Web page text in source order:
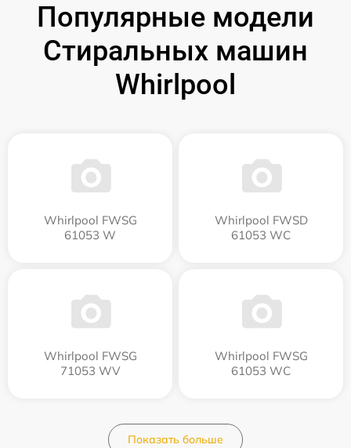
Популярные модели
Стиральных машин
Whirlpool
Whirlpool FWSG
61053 W
Whirlpool FWSD
61053 WC
Whirlpool FWSG
71053 WV
Whirlpool FWSG
61053 WC
Показать больше